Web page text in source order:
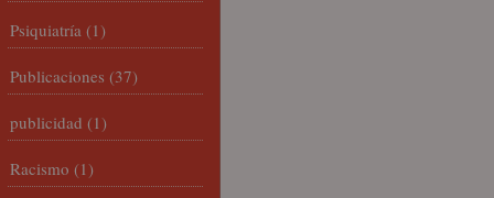
Psiquiatría (1)
Publicaciones (37)
publicidad (1)
Racismo (1)